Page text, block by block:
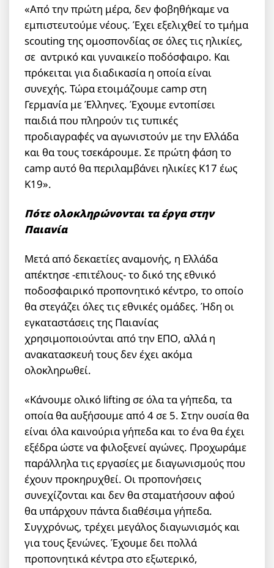
«Από την πρώτη μέρα, δεν φοβηθήκαμε να
εμπιστευτούμε νέους. Έχει εξελιχθεί το τμήμα
scouting της ομοσπονδίας σε όλες τις ηλικίες,
σε αντρικό και γυναικείο ποδόσφαιρο. Και
πρόκειται για διαδικασία η οποία είναι
συνεχής. Τώρα ετοιμάζουμε camp στη
Γερμανία με Έλληνες. Έχουμε εντοπίσει
παιδιά που πληρούν τις τυπικές
προδιαγραφές να αγωνιστούν με την Ελλάδα
και θα τους τσεκάρουμε. Σε πρώτη φάση το
camp αυτό θα περιλαμβάνει ηλικίες Κ17 έως
Κ19».
Πότε ολοκληρώνονται τα έργα στην
Παιανία
Μετά από δεκαετίες αναμονής, η Ελλάδα
απέκτησε -επιτέλους- το δικό της εθνικό
ποδοσφαιρικό προπονητικό κέντρο, το οποίο
θα στεγάζει όλες τις εθνικές ομάδες. Ήδη οι
εγκαταστάσεις της Παιανίας
χρησιμοποιούνται από την ΕΠΟ, αλλά η
ανακατασκευή τους δεν έχει ακόμα
ολοκληρωθεί.
«Κάνουμε ολικό lifting σε όλα τα γήπεδα, τα
οποία θα αυξήσουμε από 4 σε 5. Στην ουσία θα
είναι όλα καινούρια γήπεδα και το ένα θα έχει
εξέδρα ώστε να φιλοξενεί αγώνες. Προχωράμε
παράλληλα τις εργασίες με διαγωνισμούς που
έχουν προκηρυχθεί. Οι προπονήσεις
συνεχίζονται και δεν θα σταματήσουν αφού
θα υπάρχουν πάντα διαθέσιμα γήπεδα.
Συγχρόνως, τρέχει μεγάλος διαγωνισμός και
για τους ξενώνες. Έχουμε δει πολλά
προπονητικά κέντρα στο εξωτερικό,